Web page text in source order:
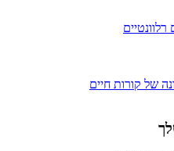
של קורות חיים